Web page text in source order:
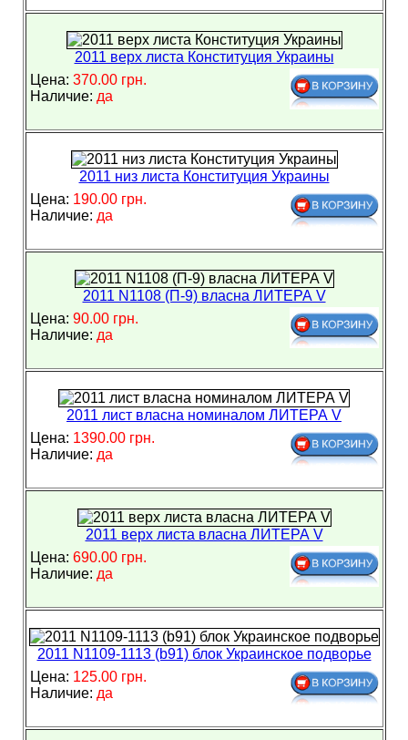
2011 верх листа Конституция Украины
Цена: 370.00 грн.
Наличие: да
2011 низ листа Конституция Украины
Цена: 190.00 грн.
Наличие: да
2011 N1108 (П-9) власна ЛИТЕРА V
Цена: 90.00 грн.
Наличие: да
2011 лист власна номиналом ЛИТЕРА V
Цена: 1390.00 грн.
Наличие: да
2011 верх листа власна ЛИТЕРА V
Цена: 690.00 грн.
Наличие: да
2011 N1109-1113 (b91) блок Украинское подворье
Цена: 125.00 грн.
Наличие: да